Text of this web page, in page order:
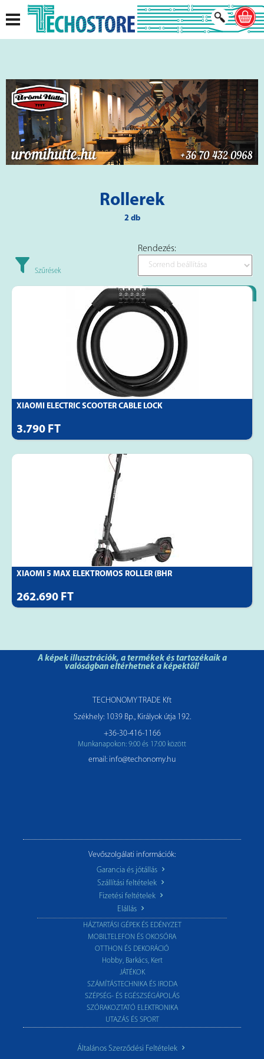
Rollerek
2 db
Szűrések
Rendezés:
Loyality Partner
XIAOMI ELECTRIC SCOOTER CABLE LOCK
3.790 FT
XIAOMI 5 MAX ELEKTROMOS ROLLER (BHR
262.690 FT
A képek illusztrációk, a termékek és tartozékaik a
valóságban eltérhetnek a képektől!
TECHONOMY TRADE Kft
Székhely: 1039 Bp., Királyok útja 192.
+36-30-416-1166
Munkanapokon: 9:00 és 17:00 között
email: info@techonomy.hu
Vevőszolgálati információk:
Garancia és jótállás
Szállítási feltételek
Fizetési feltételek
Elállás
HÁZTARTÁSI GÉPEK ÉS EDÉNYZET
MOBILTELEFON ÉS OKOSÓRA
OTTHON ÉS DEKORÁCIÓ
Hobby, Barkács, Kert
JÁTÉKOK
SZÁMÍTÁSTECHNIKA ÉS IRODA
SZÉPSÉG- ÉS EGÉSZSÉGÁPOLÁS
SZÓRAKOZTATÓ ELEKTRONIKA
UTAZÁS ÉS SPORT
Általános Szerződési Feltételek